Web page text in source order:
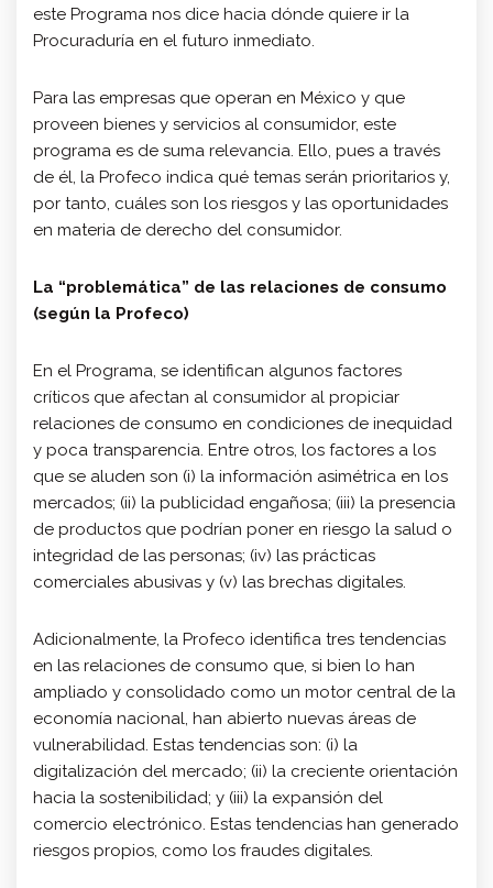
este Programa nos dice hacia dónde quiere ir la
Procuraduría en el futuro inmediato.
Para las empresas que operan en México y que
proveen bienes y servicios al consumidor, este
programa es de suma relevancia. Ello, pues a través
de él, la Profeco indica qué temas serán prioritarios y,
por tanto, cuáles son los riesgos y las oportunidades
en materia de derecho del consumidor.
La “problemática” de las relaciones de consumo
(según la Profeco)
En el Programa, se identifican algunos factores
críticos que afectan al consumidor al propiciar
relaciones de consumo en condiciones de inequidad
y poca transparencia. Entre otros, los factores a los
que se aluden son (i) la información asimétrica en los
mercados; (ii) la publicidad engañosa; (iii) la presencia
de productos que podrían poner en riesgo la salud o
integridad de las personas; (iv) las prácticas
comerciales abusivas y (v) las brechas digitales.
Adicionalmente, la Profeco identifica tres tendencias
en las relaciones de consumo que, si bien lo han
ampliado y consolidado como un motor central de la
economía nacional, han abierto nuevas áreas de
vulnerabilidad. Estas tendencias son: (i) la
digitalización del mercado; (ii) la creciente orientación
hacia la sostenibilidad; y (iii) la expansión del
comercio electrónico. Estas tendencias han generado
riesgos propios, como los fraudes digitales.